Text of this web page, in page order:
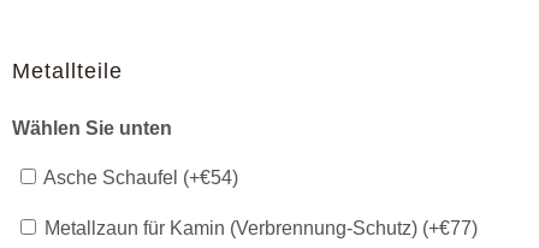
Metallteile
Wählen Sie unten
Asche Schaufel (+€54)
Metallzaun für Kamin (Verbrennung-Schutz) (+€77)